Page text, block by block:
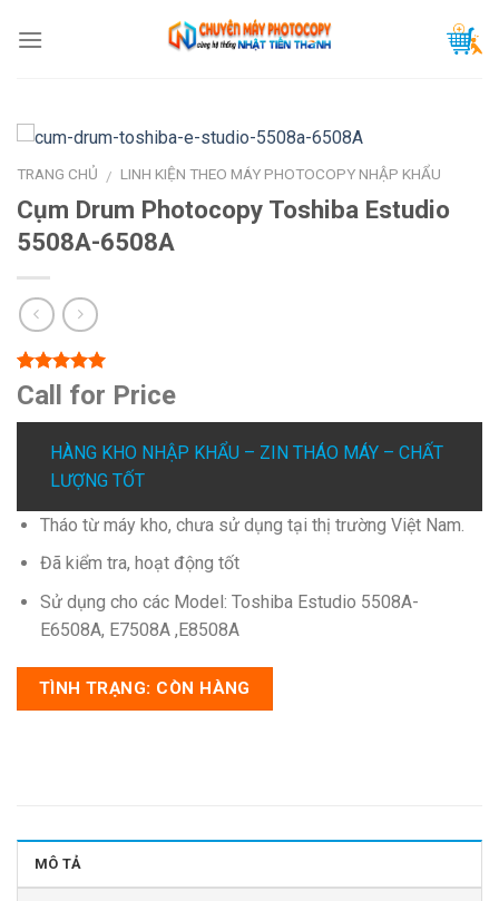
TRANG CHỦ / LINH KIỆN THEO MÁY PHOTOCOPY NHẬP KHẨU
Cụm Drum Photocopy Toshiba Estudio
5508A-6508A
5.00 trên 5
dựa trên
1
đánh giá
Call for Price
HÀNG KHO NHẬP KHẨU – ZIN THÁO MÁY – CHẤT
LƯỢNG TỐT
Tháo từ máy kho, chưa sử dụng tại thị trường Việt Nam.
Đã kiểm tra, hoạt động tốt
Sử dụng cho các Model: Toshiba Estudio 5508A-
E6508A, E7508A ,E8508A
TÌNH TRẠNG: CÒN HÀNG
MÔ TẢ